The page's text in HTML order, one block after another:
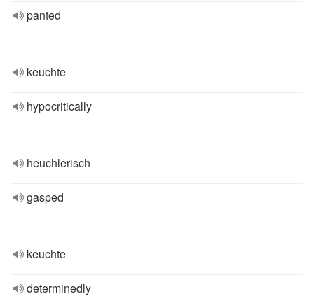
panted
keuchte
hypocritically
heuchlerisch
gasped
keuchte
determinedly